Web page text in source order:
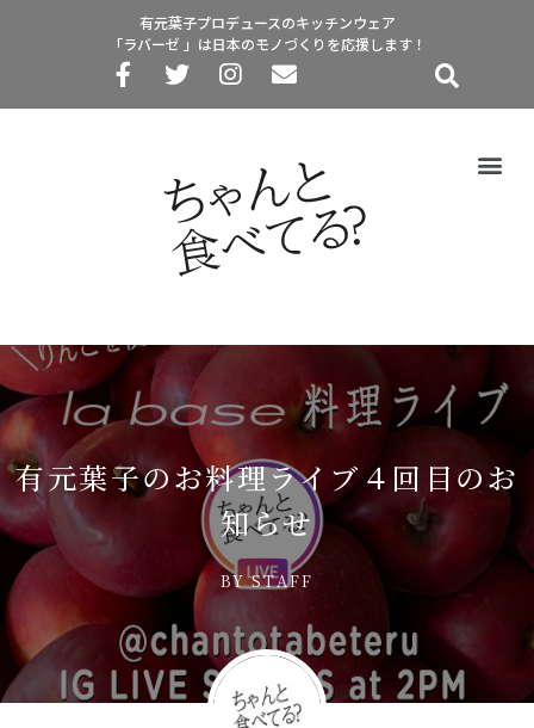
有元葉子プロデュースのキッチンウェア
「ラバーゼ 」は日本のモノづくりを応援します！
有元葉子のお料理ライブ４回目のお
知らせ
BYSTAFF